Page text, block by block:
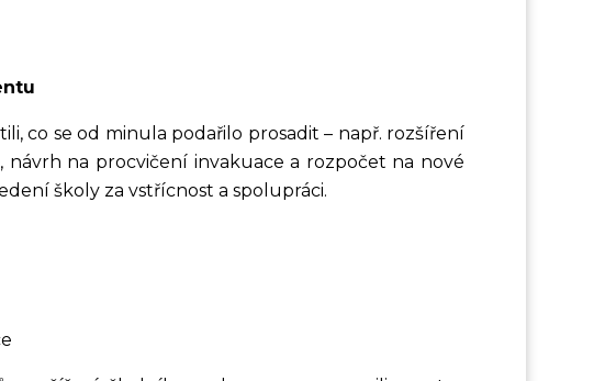
co se od minula podařilo prosadit – např. rozšíření
na procvičení invakuace a rozpočet na nové
školy za vstřícnost a spolupráci.